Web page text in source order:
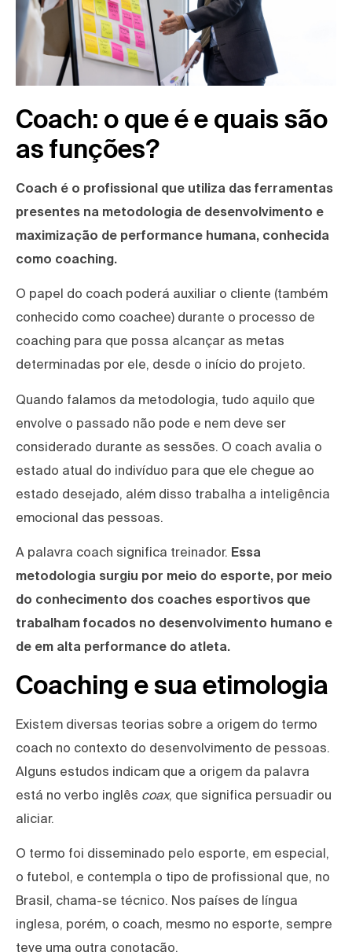
Coach: o que é e quais são
as funções?
Coach é o profissional que utiliza das ferramentas
presentes na metodologia de desenvolvimento e
maximização de performance humana, conhecida
como coaching.
O papel do coach poderá auxiliar o cliente (também
conhecido como coachee) durante o processo de
coaching para que possa alcançar as metas
determinadas por ele, desde o início do projeto.
Quando falamos da metodologia, tudo aquilo que
envolve o passado não pode e nem deve ser
considerado durante as sessões. O coach avalia o
estado atual do indivíduo para que ele chegue ao
estado desejado, além disso trabalha a inteligência
emocional das pessoas.
A palavra coach significa treinador. Essa
metodologia surgiu por meio do esporte, por meio
do conhecimento dos coaches esportivos que
trabalham focados no desenvolvimento humano e
de em alta performance do atleta.
Coaching e sua etimologia
Existem diversas teorias sobre a origem do termo
coach no contexto do desenvolvimento de pessoas.
Alguns estudos indicam que a origem da palavra
está no verbo inglês coax, que significa persuadir ou
aliciar.
O termo foi disseminado pelo esporte, em especial,
o futebol, e contempla o tipo de profissional que, no
Brasil, chama-se técnico. Nos países de língua
inglesa, porém, o coach, mesmo no esporte, sempre
teve uma outra conotação.